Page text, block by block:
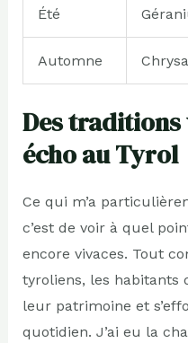
Été
Automne
Des
écho au Tyrol
Ce qui m’a
c’est de voir à quel
encore vivaces. Tout
tyroliens, les habitants
leur patrimoine et
quotidien. J’ai eu la